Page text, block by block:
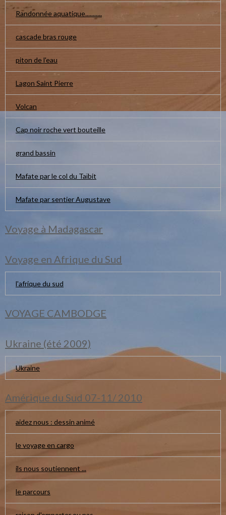
Randonnée aquatique...........
cascade bras rouge
piton de l'eau
Lagon Saint Pierre
Volcan
Cap noir roche vert bouteille
grand bassin
Mafate par le col du Taïbit
Mafate par sentier Augustave
Voyage à Madagascar
Voyage en Afrique du Sud
l'afrique du sud
VOYAGE CAMBODGE
Ukraine (été 2009)
Ukraine
Amérique du Sud 07-11/ 2010
aidez nous : dessin animé
le voyage en cargo
ils nous soutiennent ...
le parcours